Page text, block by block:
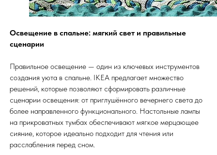
Освещение в спальне: мягкий свет и правильные
сценарии
Правильное освещение — один из ключевых инструментов
создания уюта в спальне. IKEA предлагает множество
решений, которые позволяют сформировать различные
сценарии освещения: от приглушённого вечернего света до
более направленного функционального. Настольные лампы
на прикроватных тумбах обеспечивают мягкое мерцающее
сияние, которое идеально подходит для чтения или
расслабления перед сном.